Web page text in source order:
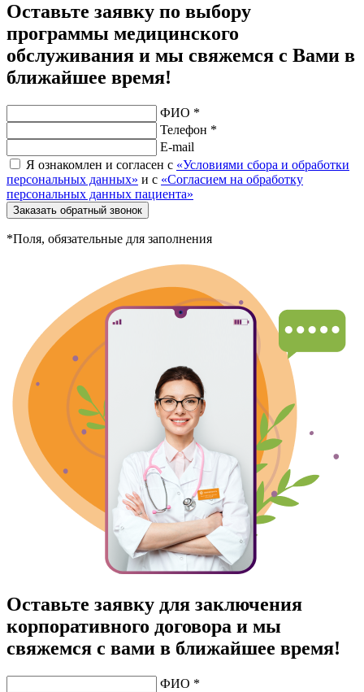
Оставьте заявку по выбору
программы медицинского
обслуживания и мы свяжемся с Вами в
ближайшее время!
ФИО *
Телефон *
E-mail
Я ознакомлен и согласен с «Условиями сбора и обработки
персональных данных» и с «Согласием на обработку
персональных данных пациента»
Заказать обратный звонок
*Поля, обязательные для заполнения
Оставьте заявку для заключения
корпоративного договора и мы
свяжемся с вами в ближайшее время!
ФИО *